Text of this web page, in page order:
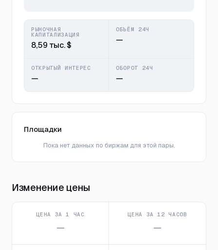
РЫНОЧНАЯ
КАПИТАЛИЗАЦИЯ
8,59 тыс. $
ОБЪЁМ 24Ч
—
ОТКРЫТЫЙ ИНТЕРЕС
—
ОБОРОТ 24Ч
—
Площадки
Пока нет данных по биржам для этой пары.
Изменение цены
ЦЕНА ЗА 1 ЧАС
—
ЦЕНА ЗА 12 ЧАСОВ
—